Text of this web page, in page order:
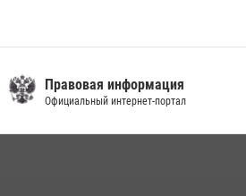
Соколовской
23 июля 2026, 10:22 2
Правовая информация
Официальный интернет-портал